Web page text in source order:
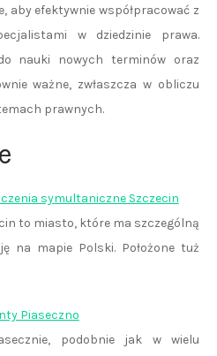
aby efektywnie współpracować z
w dziedzinie prawa.
nauki nowych terminów oraz
ważne, zwłaszcza w obliczu
prawnych.
symultaniczne Szczecin
to miasto, które ma szczególną
na mapie Polski. Położone tuż
Piaseczno
podobnie jak w wielu